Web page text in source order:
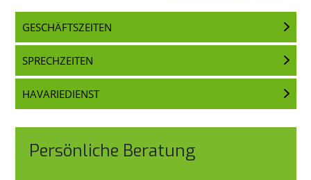
GESCHÄFTSZEITEN
SPRECHZEITEN
HAVARIEDIENST
Persönliche Beratung